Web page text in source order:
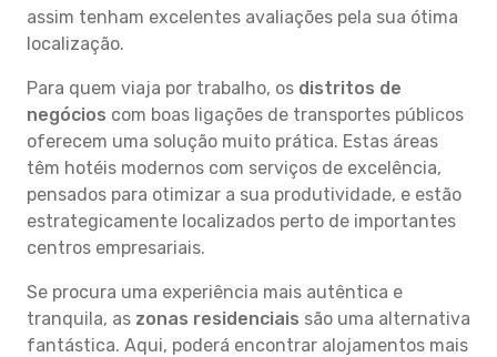
assim tenham excelentes avaliações pela sua ótima
localização.
Para quem viaja por trabalho, os distritos de
negócios com boas ligações de transportes públicos
oferecem uma solução muito prática. Estas áreas
têm hotéis modernos com serviços de excelência,
pensados para otimizar a sua produtividade, e estão
estrategicamente localizados perto de importantes
centros empresariais.
Se procura uma experiência mais autêntica e
tranquila, as zonas residenciais são uma alternativa
fantástica. Aqui, poderá encontrar alojamentos mais